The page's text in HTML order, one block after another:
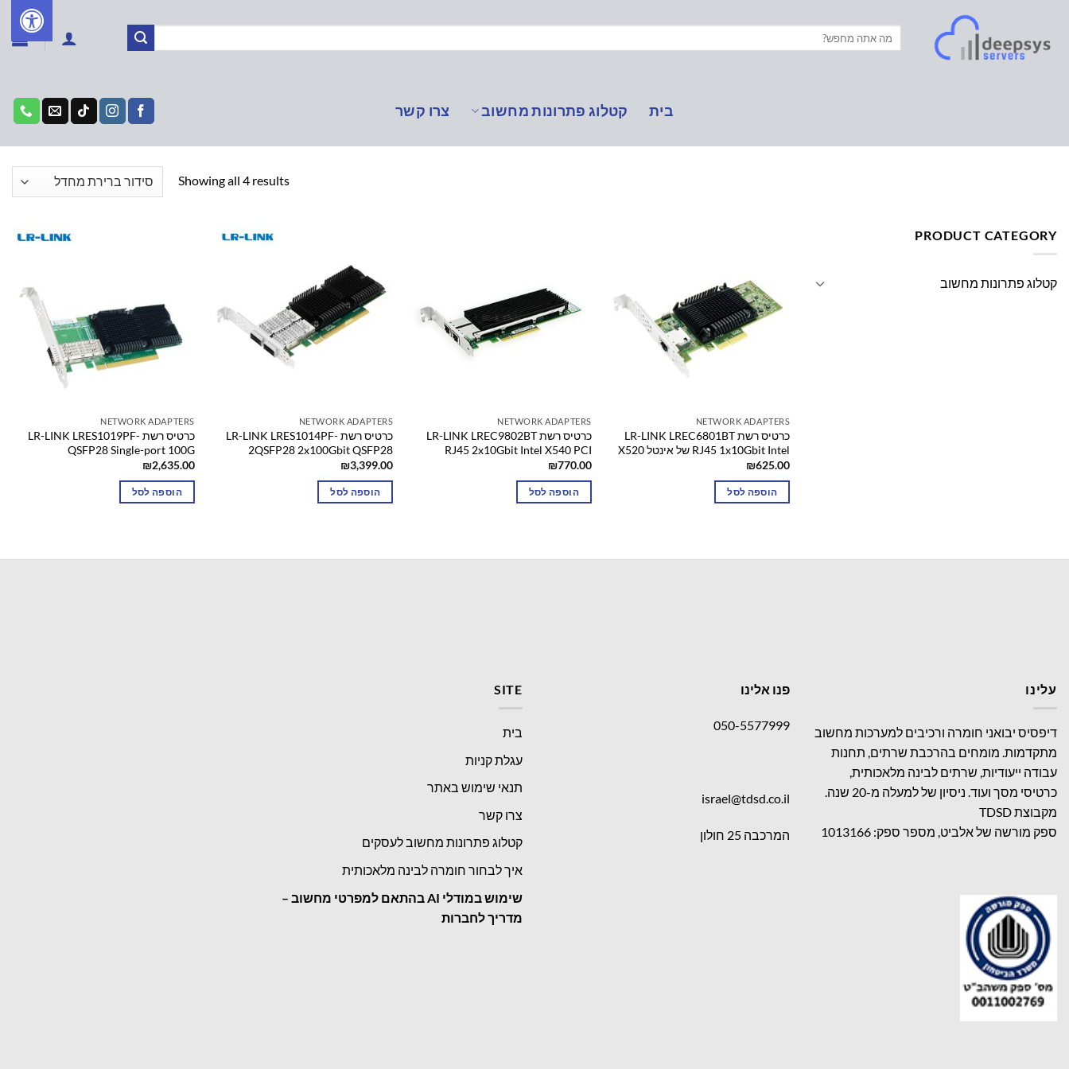
content
בית קטלוג פתרונות מחשוב צרו קשר
Showing all 4 results
PRODUCT CATEGORY
קטלוג פתרונות מחשוב
NETWORK ADAPTERS
כרטיס רשת LR-LINK LREC6801BT
RJ45 1x10Gbit Intel של אינטל X520
₪625.00
הוספה לסל
NETWORK ADAPTERS
כרטיס רשת LR-LINK LREC9802BT
RJ45 2x10Gbit Intel X540 PCI
₪770.00
הוספה לסל
NETWORK ADAPTERS
כרטיס רשת LR-LINK LRES1014PF-
2QSFP28 2x100Gbit QSFP28
₪3,399.00
הוספה לסל
NETWORK ADAPTERS
כרטיס רשת LR-LINK LRES1019PF-
QSFP28 Single-port 100G
₪2,635.00
הוספה לסל
עלינו
דיפסיס יבואני חומרה ורכיבים למערכות מחשוב
מתקדמות. מומחים בהרכבת שרתים, תחנות
עבודה ייעודיות, שרתים לבינה מלאכותית,
כרטיסי מסך ועוד. ניסיון של למעלה מ-20 שנה.
מקבוצת TDSD
ספק מורשה של אלביט, מספר ספק: 1013166
פנו אלינו
050-5577999
israel@tdsd.co.il
המרכבה 25 חולון
SITE
בית
עגלת קניות
תנאי שימוש באתר
צרו קשר
קטלוג פתרונות מחשוב לעסקים
איך לבחור חומרה לבינה מלאכותית
שימוש במודלי
AI בהתאם למפרטי מחשוב –
מדריך לחברות